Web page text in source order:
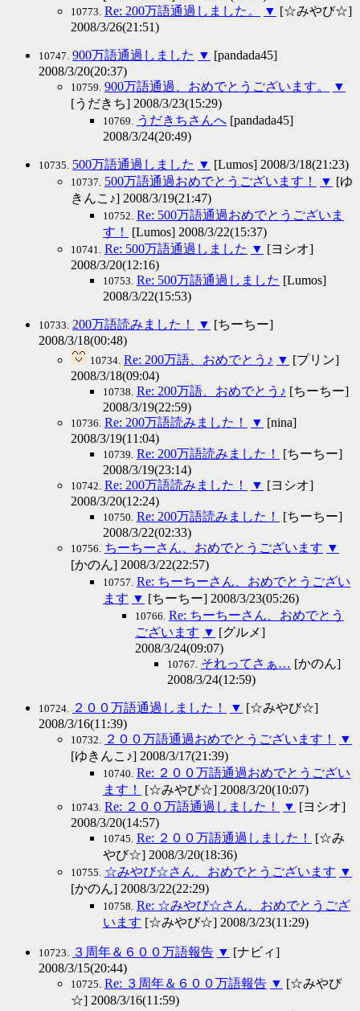
10773. Re: 200万語通過しました。 ▼ [☆みやび☆]
2008/3/26(21:51)
10747. 900万語通過しました ▼ [pandada45]
2008/3/20(20:37)
10759. 900万語通過、おめでとうございます。
▼
[うだきち] 2008/3/23(15:29)
10769. うだきちさんへ [pandada45]
2008/3/24(20:49)
10735. 500万語通過しました ▼ [Lumos] 2008/3/18(21:23)
10737. 500万語通過おめでとうございます！ ▼ [ゆ
きんこ♪] 2008/3/19(21:47)
10752. Re: 500万語通過おめでとうございま
す！
[Lumos] 2008/3/22(15:37)
10741. Re: 500万語通過しました ▼ [ヨシオ]
2008/3/20(12:16)
10753. Re: 500万語通過しました [Lumos]
2008/3/22(15:53)
10733. 200万語読みました！ ▼ [ちーちー]
2008/3/18(00:48)
10734. Re: 200万語、おめでとう♪ ▼ [プリン]
2008/3/18(09:04)
10738. Re: 200万語、おめでとう♪ [ちーちー]
2008/3/19(22:59)
10736. Re: 200万語読みました！ ▼ [nina]
2008/3/19(11:04)
10739. Re: 200万語読みました！
[ちーちー]
2008/3/19(23:14)
10742. Re: 200万語読みました！ ▼ [ヨシオ]
2008/3/20(12:24)
10750. Re: 200万語読みました！
[ちーちー]
2008/3/22(02:33)
10756. ちーちーさん、おめでとうございます ▼
[かのん] 2008/3/22(22:57)
10757. Re: ちーちーさん、おめでとうござい
ます ▼ [ちーちー] 2008/3/23(05:26)
10766. Re: ちーちーさん、おめでとう
ございます ▼ [グルメ]
2008/3/24(09:07)
10767. それってさぁ… [かのん]
2008/3/24(12:59)
10724. ２００万語通過しました！ ▼ [☆みやび☆]
2008/3/16(11:39)
10732. ２００万語通過おめでとうございます！
▼
[ゆきんこ♪] 2008/3/17(21:39)
10740. Re: ２００万語通過おめでとうござい
ます！
[☆みやび☆] 2008/3/20(10:07)
10743. Re: ２００万語通過しました！ ▼ [ヨシオ]
2008/3/20(14:57)
10745. Re: ２００万語通過しました！
[☆み
やび☆] 2008/3/20(18:36)
10755. ☆みやび☆さん、おめでとうございます ▼
[かのん] 2008/3/22(22:29)
10758. Re: ☆みやび☆さん、おめでとうござ
います [☆みやび☆] 2008/3/23(11:29)
10723. ３周年＆６００万語報告 ▼ [ナビィ]
2008/3/15(20:44)
10725. Re: ３周年＆６００万語報告 ▼ [☆みやび
☆] 2008/3/16(11:59)